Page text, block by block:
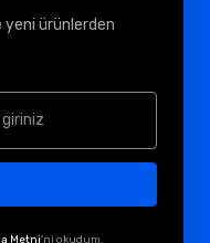
yeni ürünlerden
Metni'ni okudum.